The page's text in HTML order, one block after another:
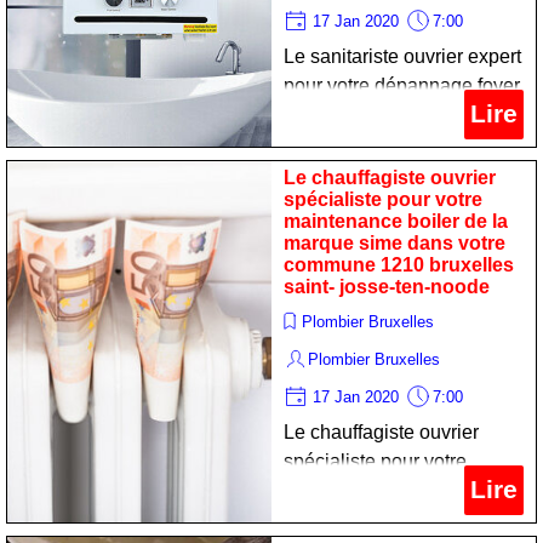
17 Jan 2020 7:00
Le sanitariste ouvrier expert
pour votre dépannage foyer
de la marque riello dans
votre commune 1210
bruxelles saint- josse-ten-
noode
Lire
Le chauffagiste ouvrier
spécialiste pour votre
maintenance boiler de la
marque sime dans votre
commune 1210 bruxelles
saint- josse-ten-noode
Plombier Bruxelles
Plombier Bruxelles
17 Jan 2020 7:00
Le chauffagiste ouvrier
spécialiste pour votre
maintenance boiler de la
marque sime dans votre
Lire